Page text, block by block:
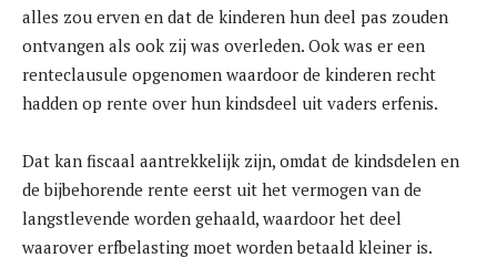
alles zou erven en dat de kinderen hun deel pas zouden
ontvangen als ook zij was overleden. Ook was er een
renteclausule opgenomen waardoor de kinderen recht
hadden op rente over hun kindsdeel uit vaders erfenis.
Dat kan fiscaal aantrekkelijk zijn, omdat de kindsdelen en
de bijbehorende rente eerst uit het vermogen van de
langstlevende worden gehaald, waardoor het deel
waarover erfbelasting moet worden betaald kleiner is.